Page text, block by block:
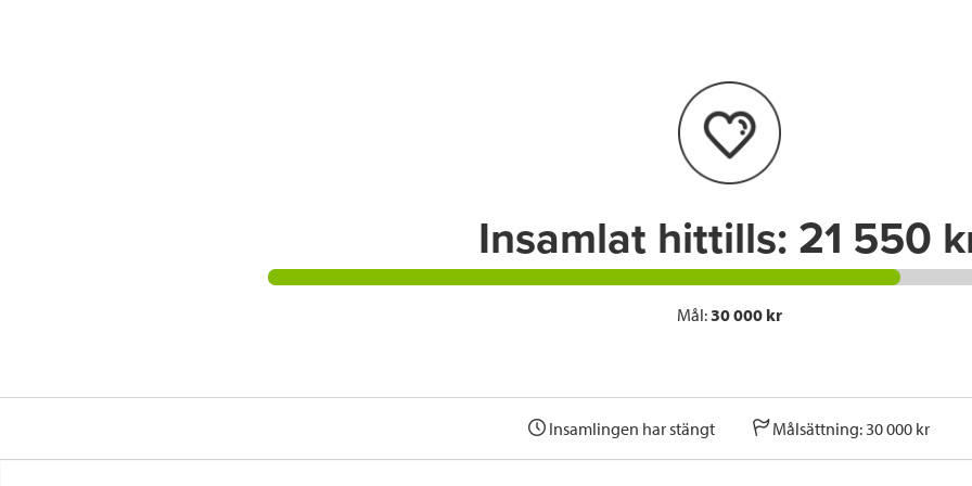
e
I
n
Insamlat hittills: 21 550
Mål:30 000 kr
Insamlingen har stängt Målsättning: 30 000 kr